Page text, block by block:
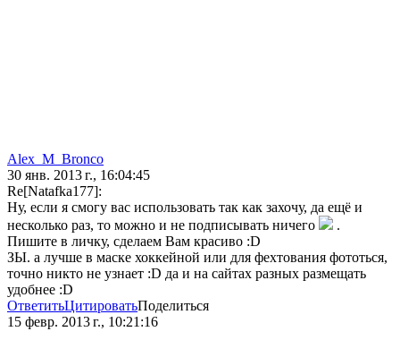
Alex_M_Bronco
30 янв. 2013 г., 16:04:45
Re[Natafka177]:
Ну, если я смогу вас использовать так как захочу, да ещё и
несколько раз, то можно и не подписывать ничего
.
Пишите в личку, сделаем Вам красиво :D
ЗЫ. а лучше в маске хоккейной или для фехтования фототься,
точно никто не узнает :D да и на сайтах разных размещать
удобнее :D
ОтветитьЦитироватьПоделиться
15 февр. 2013 г., 10:21:16